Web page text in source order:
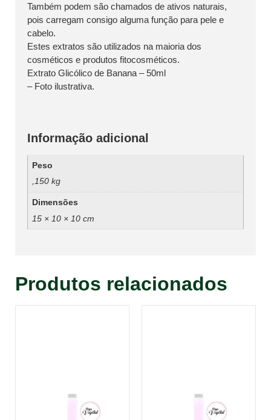
Também podem são chamados de ativos naturais,
pois carregam consigo alguma função para pele e
cabelo.
Estes extratos são utilizados na maioria dos
cosméticos e produtos fitocosméticos.
Extrato Glicólico de Banana – 50ml
– Foto ilustrativa.
Informação adicional
Peso
,150 kg
Dimensões
15 × 10 × 10 cm
Produtos relacionados